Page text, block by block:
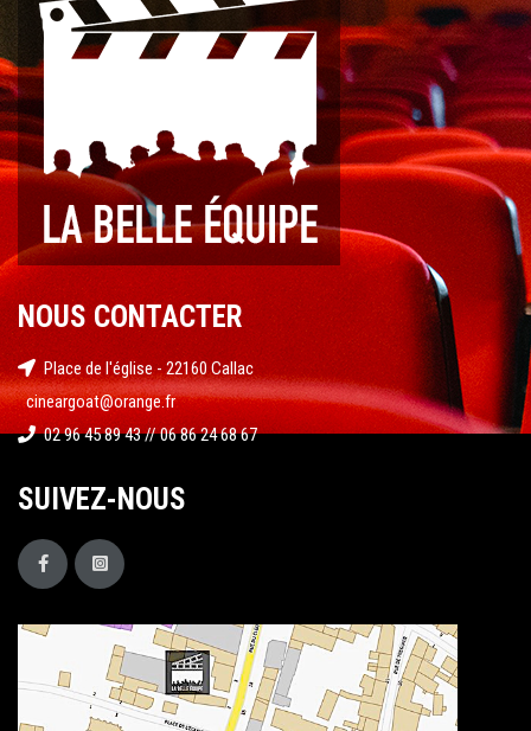
NOUS CONTACTER
Place de l'église - 22160 Callac
cineargoat@orange.fr
02 96 45 89 43 // 06 86 24 68 67
SUIVEZ-NOUS